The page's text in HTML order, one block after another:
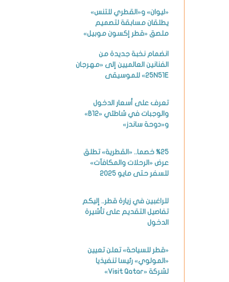
«ليوان» و«القطري للتنس»
يطلقان مسابقة لتصميم
ملصق «قطر إكسون موبيل»
انضمام نخبة جديدة من
الفنانين العالميين إلى «مهرجان
25N51E» للموسيقى
تعرف على أسعار الدخول
والوجبات في شاطئي «B12»
و«دوحة ساندز»
%25 خصما.. «القطرية» تطلق
عرض «الرحلات والمكافآت»
للسفر حتى مايو 2025
للراغبين في زيارة قطر.. إليكم
تفاصيل التقديم على تأشيرة
الدخول
«قطر للسياحة» تعلن تعيين
«المولوي» رئيسا تنفيذيا
لشركة «Visit Qatar»